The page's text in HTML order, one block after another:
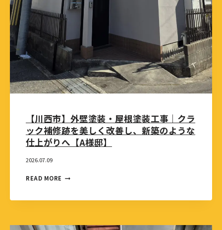
【川西市】外壁塗装・屋根塗装工事｜クラ
ック補修跡を美しく改善し、新築のような
仕上がりへ【A様邸】
2026.07.09
READ MORE